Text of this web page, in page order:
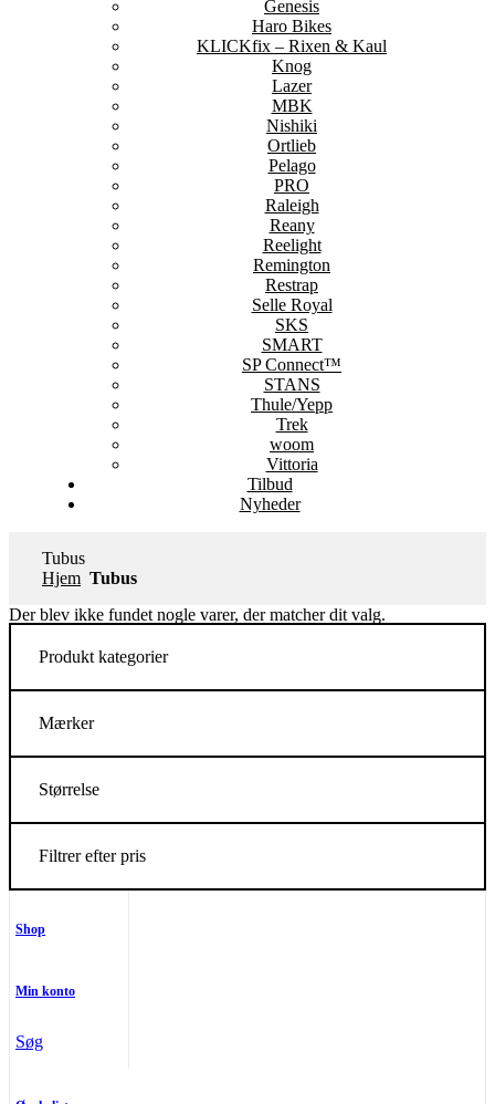
Genesis
Haro Bikes
KLICKfix – Rixen & Kaul
Knog
Lazer
MBK
Nishiki
Ortlieb
Pelago
PRO
Raleigh
Reany
Reelight
Remington
Restrap
Selle Royal
SKS
SMART
SP Connect™
STANS
Thule/Yepp
Trek
woom
Vittoria
Tilbud
Nyheder
Tubus
Hjem Tubus
Der blev ikke fundet nogle varer, der matcher dit valg.
Produkt kategorier
Mærker
Størrelse
Filtrer efter pris
Shop
Min konto
Søg